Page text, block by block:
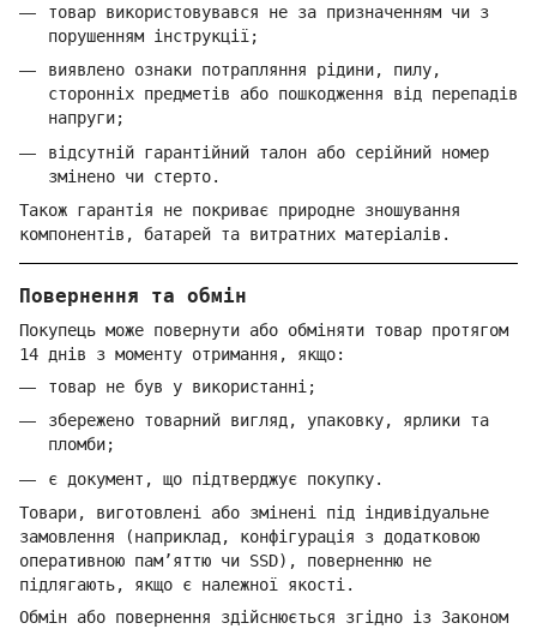
товар використовувався не за призначенням чи з
порушенням інструкції;
виявлено ознаки потрапляння рідини, пилу,
сторонніх предметів або пошкодження від перепадів
напруги;
відсутній гарантійний талон або серійний номер
змінено чи стерто.
Також гарантія не покриває природне зношування
компонентів, батарей та витратних матеріалів.
Повернення та обмін
Покупець може повернути або обміняти товар протягом
14 днів з моменту отримання, якщо:
товар не був у використанні;
збережено товарний вигляд, упаковку, ярлики та
пломби;
є документ, що підтверджує покупку.
Товари, виготовлені або змінені під індивідуальне
замовлення (наприклад, конфігурація з додатковою
оперативною пам’яттю чи SSD), поверненню не
підлягають, якщо є належної якості.
Обмін або повернення здійснюється згідно із Законом